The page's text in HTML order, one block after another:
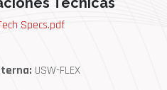
Specs.pdf
USW-FLEX